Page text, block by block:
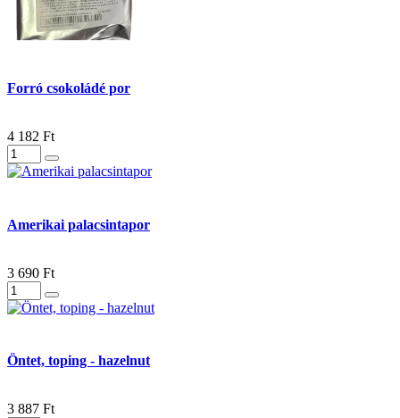
Forró csokoládé por
4 182 Ft
Amerikai palacsintapor
3 690 Ft
Öntet, toping - hazelnut
3 887 Ft